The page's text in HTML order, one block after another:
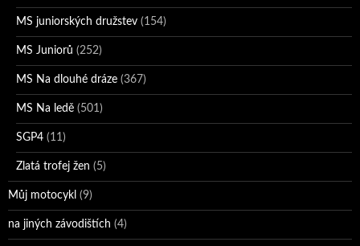
MS juniorských družstev (154)
MS Juniorů (252)
MS Na dlouhé dráze (367)
MS Na ledě (501)
SGP4 (11)
Zlatá trofej žen (5)
Můj motocykl (9)
na jiných závodištích (4)